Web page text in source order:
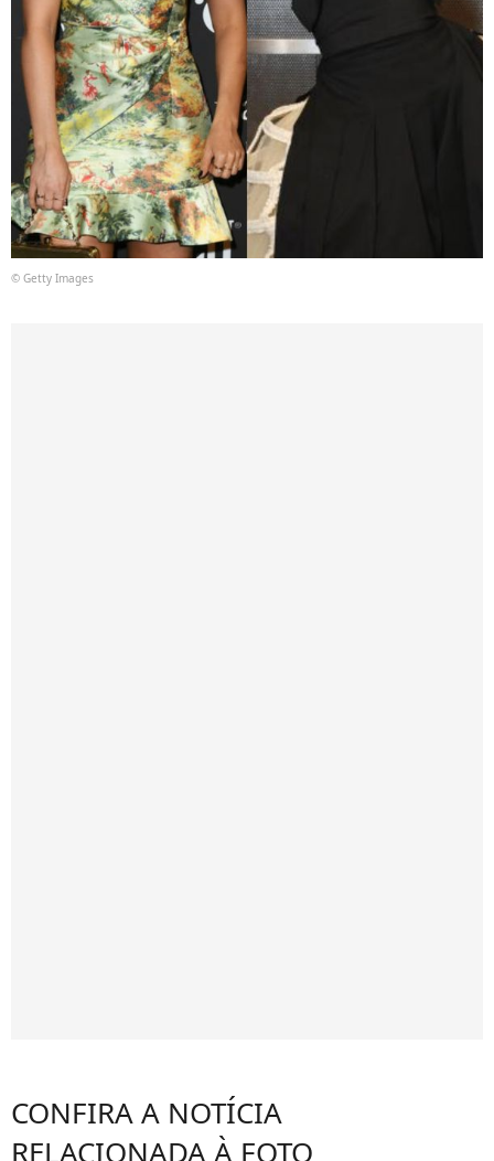
© Getty Images
CONFIRA A NOTÍCIA
RELACIONADA À FOTO